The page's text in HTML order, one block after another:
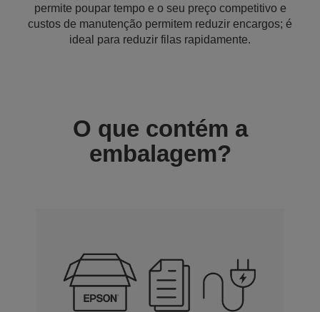
permite poupar tempo e o seu preço competitivo e
custos de manutenção permitem reduzir encargos; é
ideal para reduzir filas rapidamente.
O que contém a
embalagem?